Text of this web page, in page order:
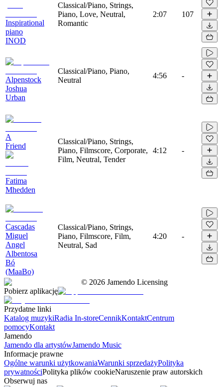
Inspirational
piano
INOD
Classical/Piano, Strings,
Piano, Love, Neutral,
Romantic
2:07 107
Alpenstock
Joshua
Urban
Classical/Piano, Piano,
Neutral
4:56 -
A
Friend
Fatima
Mhedden
Classical/Piano, Strings,
Piano, Filmscore, Corporate,
Film, Neutral, Tender
4:12 -
Cascadas
Miguel
Angel
Albentosa
Bó
(MaaBo)
Classical/Piano, Strings,
Piano, Filmscore, Film,
Neutral, Sad
4:20 -
© 2026 Jamendo Licensing
Pobierz aplikację
Przydatne linki
Katalog muzykiRadia In-storeCennikKontaktCentrum
pomocyKontakt
Jamendo
Jamendo dla artystówJamendo Music
Informacje prawne
Ogólne warunki użytkowaniaWarunki sprzedażyPolityka
prywatnościPolityka plików cookieNaruszenie praw autorskich
Obserwuj nas